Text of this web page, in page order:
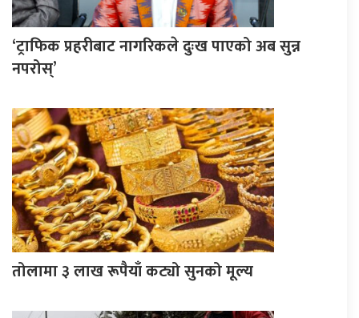
‘ट्राफिक प्रहरीबाट नागरिकले दुःख पाएको अब सुन्न
नपरोस्’
तोलामा ३ लाख रूपैयाँ कट्यो सुनको मूल्य